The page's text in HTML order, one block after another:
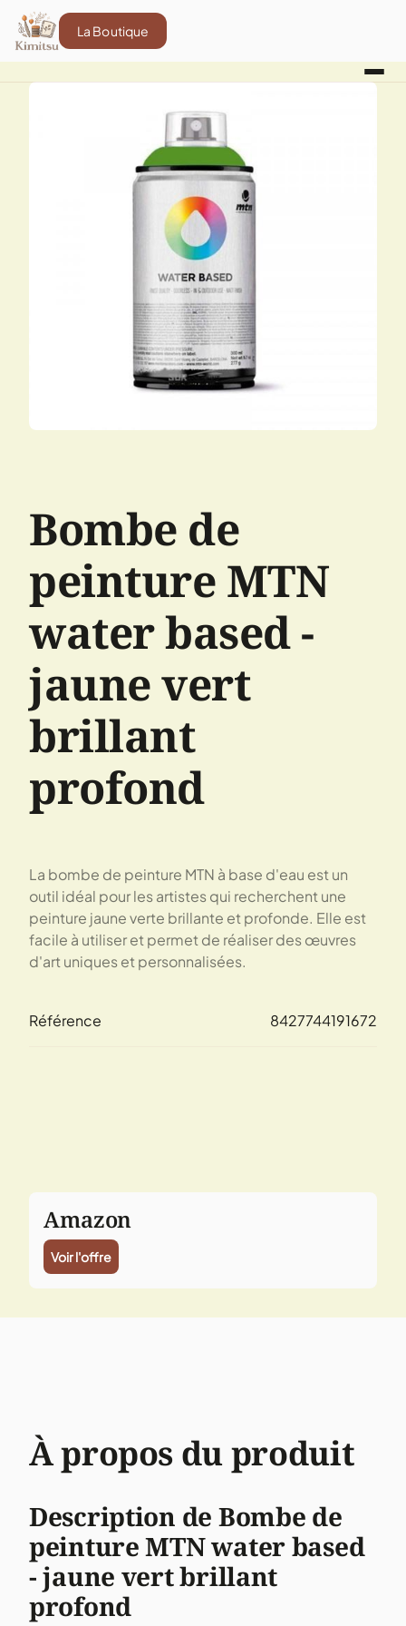
La Boutique
Bombe de
peinture MTN
water based -
jaune vert
brillant
profond
La bombe de peinture MTN à base d'eau est un
outil idéal pour les artistes qui recherchent une
peinture jaune verte brillante et profonde. Elle est
facile à utiliser et permet de réaliser des œuvres
d'art uniques et personnalisées.
Référence 8427744191672
Amazon
Voir l'offre
À propos du produit
Description de Bombe de
peinture MTN water based
- jaune vert brillant
profond